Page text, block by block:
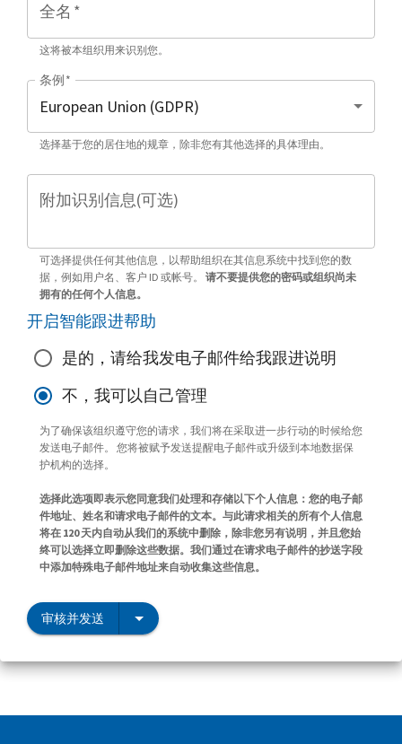
全名 *
这将被本组织用来识别您。
条例 *
选择基于您的居住地的规章，除非您有其他选择的具体理由。
附加识别信息(可选)
可选择提供任何其他信息，以帮助组织在其信息系统中找到您的数
据，例如用户名、客户 ID 或帐号。 请不要提供您的密码或组织尚未
拥有的任何个人信息。
开启智能跟进帮助
是的，请给我发电子邮件给我跟进说明
不，我可以自己管理
为了确保该组织遵守您的请求，我们将在采取进一步行动的时候给您
发送电子邮件。 您将被赋予发送提醒电子邮件或升级到本地数据保
护机构的选择。
选择此选项即表示您同意我们处理和存储以下个人信息：您的电子邮
件地址、姓名和请求电子邮件的文本。与此请求相关的所有个人信息
将在 120 天内自动从我们的系统中删除，除非您另有说明，并且您始
终可以选择立即删除这些数据。我们通过在请求电子邮件的抄送字段
中添加特殊电子邮件地址来自动收集这些信息。
审核并发送